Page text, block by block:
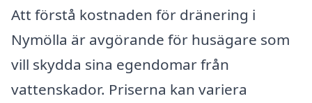
Att förstå kostnaden för dränering i
Nymölla är avgörande för husägare som
vill skydda sina egendomar från
vattenskador. Priserna kan variera